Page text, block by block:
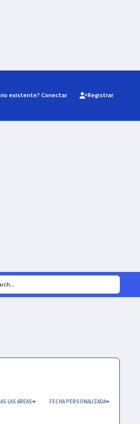
existente? Conectar Registrar
LAS AREAS FECHA PERSONALIZADA